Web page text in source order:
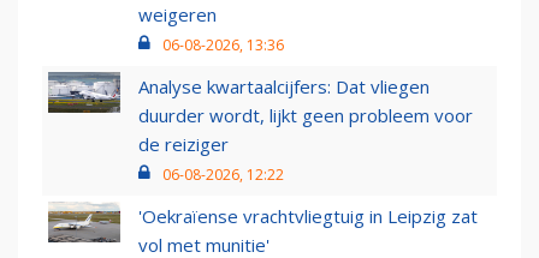
weigeren
06-08-2026, 13:36
Analyse kwartaalcijfers: Dat vliegen
duurder wordt, lijkt geen probleem voor
de reiziger
06-08-2026, 12:22
'Oekraïense vrachtvliegtuig in Leipzig zat
vol met munitie'